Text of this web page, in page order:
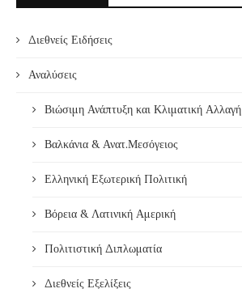
Διεθνείς Ειδήσεις
Αναλύσεις
Βιώσιμη Ανάπτυξη και Κλιματική Αλλαγή
Βαλκάνια & Ανατ.Μεσόγειος
Ελληνική Εξωτερική Πολιτική
Βόρεια & Λατινική Αμερική
Πολιτιστική Διπλωματία
Διεθνείς Εξελίξεις